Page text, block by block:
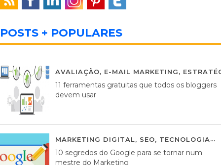
POSTS + POPULARES
AVALIAÇÃO, E-MAIL MARKETING,
11 ferramentas gratuitas que todos os bloggers
devem usar
MARKETING DIGITAL, SEO, TECNOLOGIA
10 segredos do Google para se tornar num
mestre do Marketing